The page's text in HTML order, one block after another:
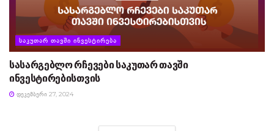
ᲡᲐᲙᲣᲗᲐᲠ ᲗᲐᲕᲨᲘ ᲘᲜᲕᲔᲡᲢᲘᲠᲔᲑᲐ
სასარგებლო რჩევები საკუთარ თავში
ინვესტირებისთვის
ᲓᲔᲙᲔᲛᲑᲔᲠᲘ 27, 2024